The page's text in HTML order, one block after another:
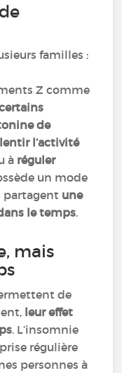
familles :
Z comme
de
l’activité
à réguler
un mode
partagent une
le temps.
mais
de
leur effet
. L’insomnie
régulière
personnes à